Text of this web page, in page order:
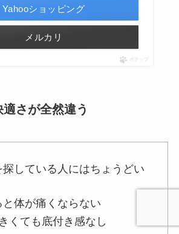
Yahooショッピング
メルカリ
ポチップ
さが全然違う
探している人にはちょうどい
と体が痛くならない
くても底付き感なし